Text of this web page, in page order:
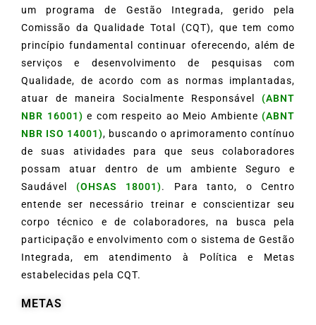
um programa de Gestão Integrada, gerido pela
Comissão da Qualidade Total (CQT), que tem como
princípio fundamental continuar oferecendo, além de
serviços e desenvolvimento de pesquisas com
Qualidade, de acordo com as normas implantadas,
atuar de maneira Socialmente Responsável (ABNT
NBR 16001) e com respeito ao Meio Ambiente (ABNT
NBR ISO 14001), buscando o aprimoramento contínuo
de suas atividades para que seus colaboradores
possam atuar dentro de um ambiente Seguro e
Saudável (OHSAS 18001). Para tanto, o Centro
entende ser necessário treinar e conscientizar seu
corpo técnico e de colaboradores, na busca pela
participação e envolvimento com o sistema de Gestão
Integrada, em atendimento à Política e Metas
estabelecidas pela CQT.
METAS